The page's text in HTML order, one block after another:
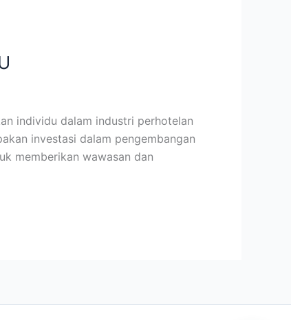
individu dalam industri perhotelan
investasi dalam pengembangan
memberikan wawasan dan